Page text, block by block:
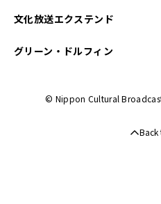
文化放送エクステンド
グリーン・ドルフィン
© Nippon Cultural
Back